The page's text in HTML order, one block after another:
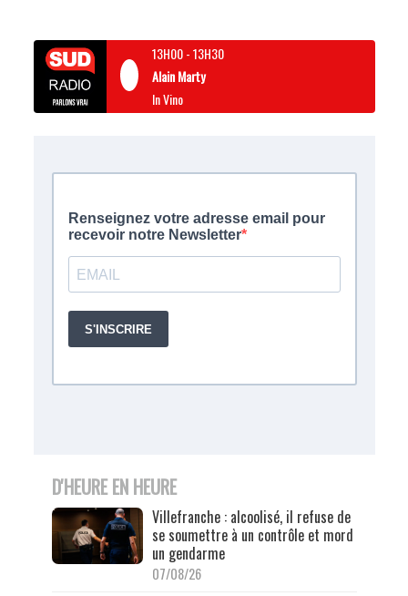
13H00-13H30
Alain Marty
In Vino
D'HEURE EN HEURE
Villefranche : alcoolisé, il refuse de
se soumettre à un contrôle et mord
un gendarme
07/08/26